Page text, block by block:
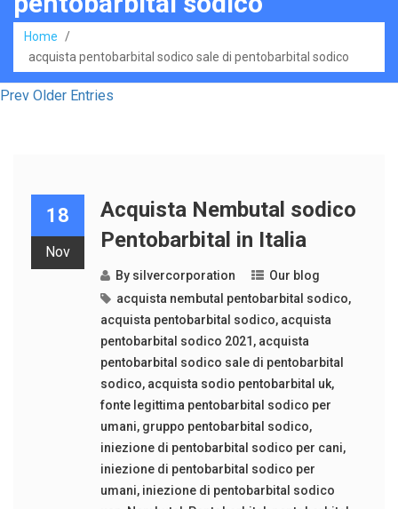
Home
/
acquista pentobarbital sodico sale di pentobarbital sodico
Prev Older Entries
18
Nov
Acquista Nembutal sodico
Pentobarbital in Italia
By silvercorporation
Our blog
acquista nembutal pentobarbital sodico,
acquista pentobarbital sodico, acquista
pentobarbital sodico 2021 , acquista
pentobarbital sodico sale di pentobarbital
sodico, acquista sodio pentobarbital uk,
fonte legittima pentobarbital sodico per
umani, gruppo pentobarbital sodico,
iniezione di pentobarbital sodico per cani,
iniezione di pentobarbital sodico per
umani, iniezione di pentobarbital sodico